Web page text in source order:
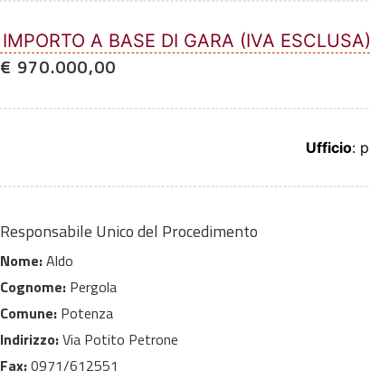
IMPORTO A BASE DI GARA (IVA ESCLUSA)
€ 970.000,00
Ufficio:
Responsabile Unico del Procedimento
Nome:Aldo
Cognome: Pergola
Comune: Potenza
Indirizzo:Via Potito Petrone
Fax:0971/612551